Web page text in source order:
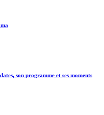
son programme et ses moments